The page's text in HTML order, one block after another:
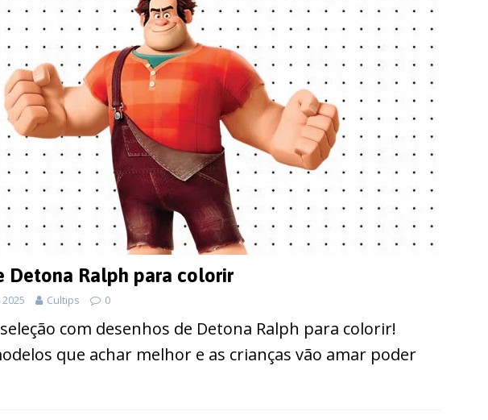
Detona Ralph para colorir
Cultips 0
com desenhos de Detona Ralph para colorir!
que achar melhor e as crianças vão amar poder